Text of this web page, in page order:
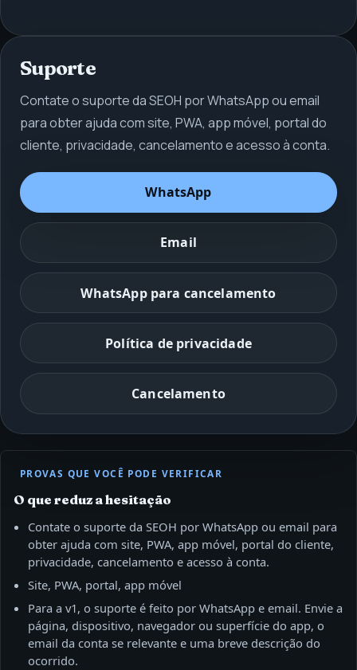
Suporte
Contate o suporte da SEOH por WhatsApp ou email
para obter ajuda com site, PWA, app móvel, portal do
cliente, privacidade, cancelamento e acesso à conta.
WhatsApp
Email
WhatsApp para cancelamento
Política de privacidade
Cancelamento
PROVAS QUE VOCÊ PODE VERIFICAR
O que reduz a hesitação
Contate o suporte da SEOH por WhatsApp ou email para
obter ajuda com site, PWA, app móvel, portal do cliente,
privacidade, cancelamento e acesso à conta.
Site, PWA, portal, app móvel
Para a v1, o suporte é feito por WhatsApp e email. Envie a
página, dispositivo, navegador ou superfície do app, o
email da conta se relevante e uma breve descrição do
ocorrido.